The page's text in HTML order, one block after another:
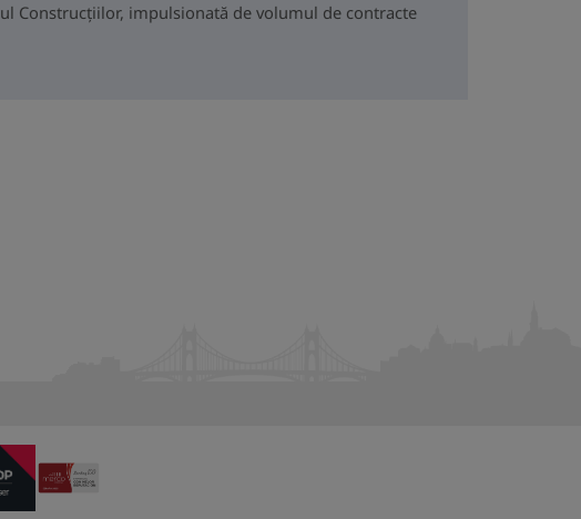
Construcțiilor, impulsionată de volumul de contracte